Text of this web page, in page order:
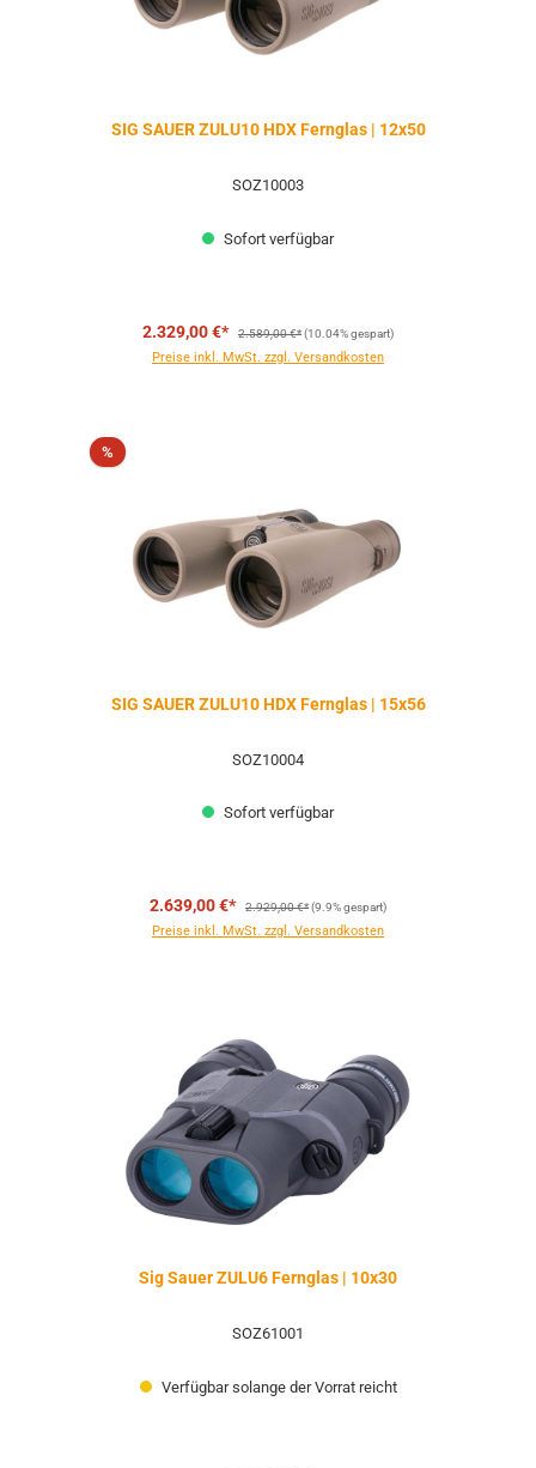
SIG SAUER ZULU10 HDX Fernglas | 12x50
SOZ10003
Sofort verfügbar
2.329,00 €* Regulärer Preis:
2.589,00 €*(10.04% gespart)
Preise inkl. MwSt. zzgl. Versandkosten
%Rabatt
SIG SAUER ZULU10 HDX Fernglas | 15x56
SOZ10004
Sofort verfügbar
2.639,00 €* Regulärer Preis:
2.929,00 €*(9.9% gespart)
Preise inkl. MwSt. zzgl. Versandkosten
Sig Sauer ZULU6 Fernglas | 10x30
SOZ61001
Verfügbar solange der Vorrat reicht